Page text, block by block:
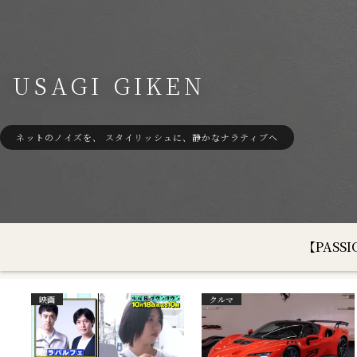
USAGI GIKEN
ネットのノイズを、 スタイリッシュに、静かなナラティブへ
【
映画 クルマ